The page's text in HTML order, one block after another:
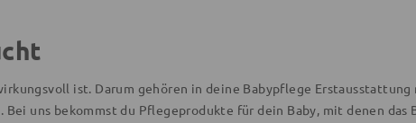
ist. Darum gehören in deine Babypflege
uns bekommst du Pflegeprodukte für dein Baby, mit denen das